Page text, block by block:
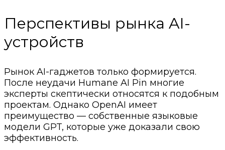
Перспективы рынка AI-
устройств
Рынок AI-гаджетов только формируется.
После неудачи Humane AI Pin многие
эксперты скептически относятся к подобным
проектам. Однако OpenAI имеет
преимущество — собственные языковые
модели GPT, которые уже доказали свою
эффективность.